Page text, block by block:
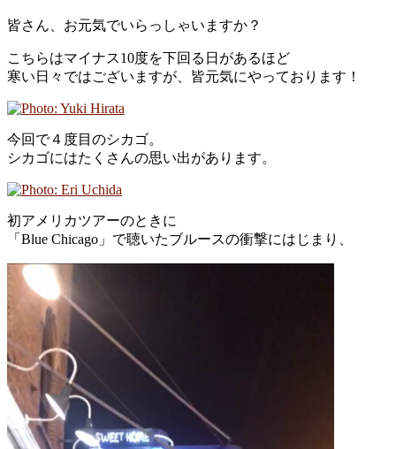
皆さん、お元気でいらっしゃいますか？
こちらはマイナス10度を下回る日があるほど
寒い日々ではございますが、皆元気にやっております！
今回で４度目のシカゴ。
シカゴにはたくさんの思い出があります。
初アメリカツアーのときに
「Blue Chicago」で聴いたブルースの衝撃にはじまり、